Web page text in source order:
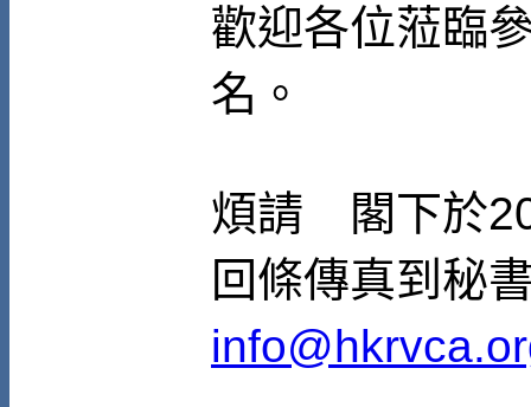
歡迎各位蒞臨
名。
煩請 閣下於
回條傳真到秘